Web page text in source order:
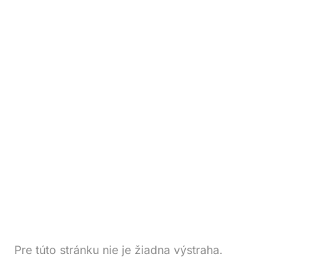
Pre túto stránku nie je žiadna výstraha.